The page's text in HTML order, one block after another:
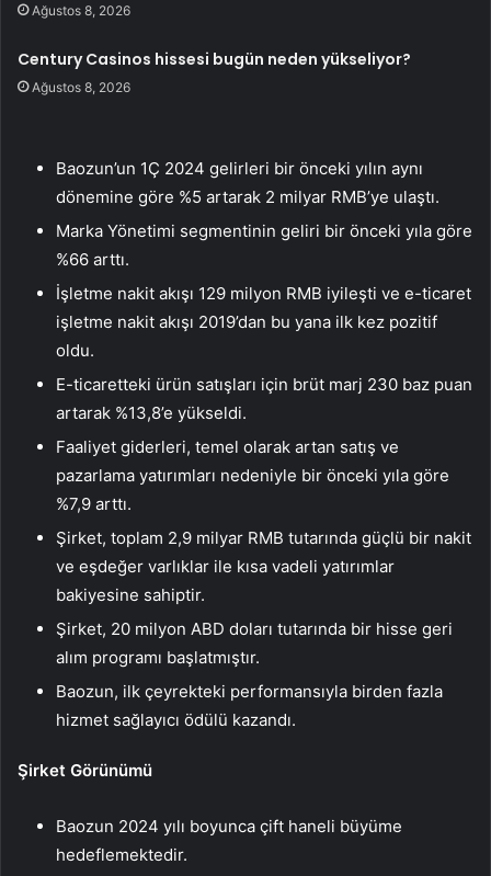
Ağustos 8, 2026
Century Casinos hissesi bugün neden yükseliyor?
Ağustos 8, 2026
Baozun’un 1Ç 2024 gelirleri bir önceki yılın aynı
dönemine göre %5 artarak 2 milyar RMB’ye ulaştı.
Marka Yönetimi segmentinin geliri bir önceki yıla göre
%66 arttı.
İşletme nakit akışı 129 milyon RMB iyileşti ve e-ticaret
işletme nakit akışı 2019’dan bu yana ilk kez pozitif
oldu.
E-ticaretteki ürün satışları için brüt marj 230 baz puan
artarak %13,8’e yükseldi.
Faaliyet giderleri, temel olarak artan satış ve
pazarlama yatırımları nedeniyle bir önceki yıla göre
%7,9 arttı.
Şirket, toplam 2,9 milyar RMB tutarında güçlü bir nakit
ve eşdeğer varlıklar ile kısa vadeli yatırımlar
bakiyesine sahiptir.
Şirket, 20 milyon ABD doları tutarında bir hisse geri
alım programı başlatmıştır.
Baozun, ilk çeyrekteki performansıyla birden fazla
hizmet sağlayıcı ödülü kazandı.
Şirket Görünümü
Baozun 2024 yılı boyunca çift haneli büyüme
hedeflemektedir.